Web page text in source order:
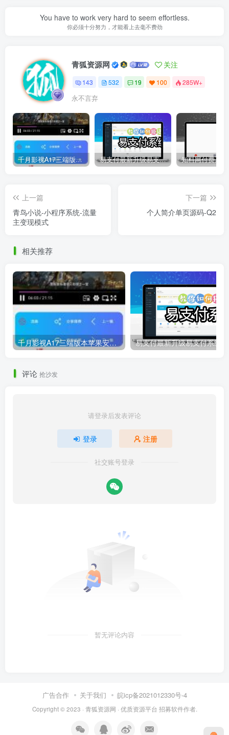
You have to work very hard to seem effortless.
你必须十分努力，才能看上去毫不费劲
青狐资源网 关注
143 532 19 100 285W+
永不言弃
千月影视A17三端版本苹果安卓H5源码详细搭建教程视频 易支付最新升级易支付系统源码-全插件-长期更新新增功能
上一篇
青鸟小说-小程序系统-流量
主变现模式
下一篇
个人简介单页源码-Q2
相关推荐
千月影视A17三端版本苹果安卓H5源码详细搭建教程视频
评论 抢沙发
请登录后发表评论
登录 注册
社交账号登录
暂无评论内容
广告合作 关于我们 皖icp备2021012330号-4
Copyright © 2023 · 青狐资源网 · 优质资源平台 招募软件作者.